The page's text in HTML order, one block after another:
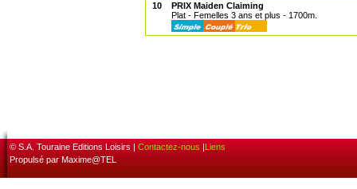
10
PRIX Maiden Claiming
Plat - Femelles 3 ans et plus - 1700m.
© S.A. Touraine Editions Loisirs | Contactez-nous |Liens
Propulsé par Maxime@TEL